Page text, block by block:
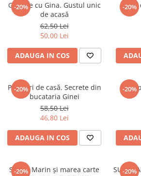
Cele mai vândute
Cultură generală
Cărți pentru copii
Dezvoltare personală
Eseistica
Filosofie
Gastronomie
Hobby
Istorie
Istorie/Critica
-20%
Gătește cu Gina. Gustul unic
de acasă
62,50 Lei
50,00 Lei
ADAUGA IN COS
-20%
52
-20%
Prăjituri de casă. Secrete din
bucataria Ginei
58,50 Lei
46,80 Lei
ADAUGA IN COS
-20%
-20%
Sanda Marin și marea carte
-20%
SUPER